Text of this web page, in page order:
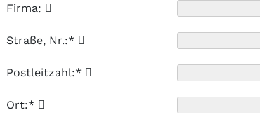
Firma:
Straße, Nr.:*
Postleitzahl:*
Ort:*